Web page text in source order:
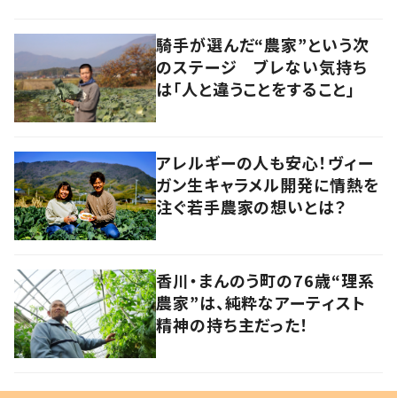
騎手が選んだ“農家”という次
のステージ ブレない気持ち
は「人と違うことをすること」
アレルギーの人も安心！ヴィー
ガン生キャラメル開発に情熱を
注ぐ若手農家の想いとは？
香川・まんのう町の76歳“理系
農家”は、純粋なアーティスト
精神の持ち主だった！